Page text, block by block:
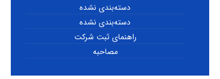
دسته‌بندی نشده
دسته‌بندی نشده
راهنمای ثبت شرکت
مصاحبه